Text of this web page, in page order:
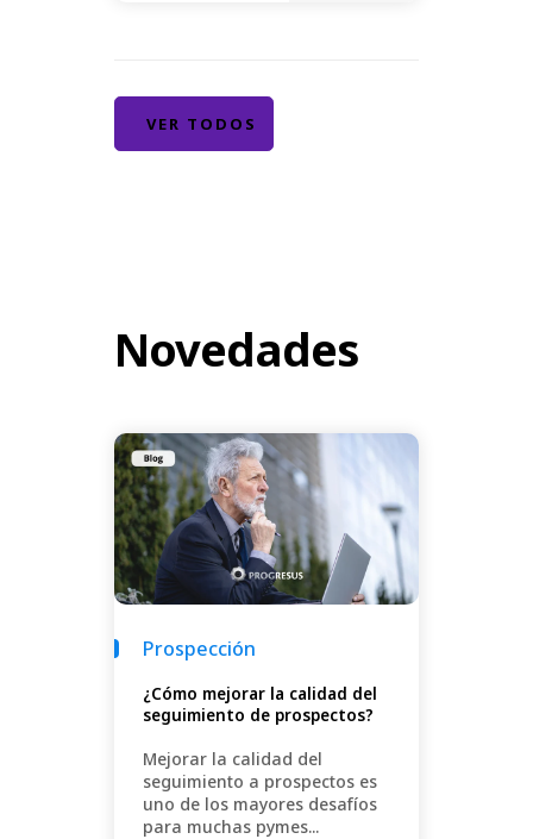
VER TODOS
Novedades
Prospección
¿Cómo mejorar la calidad del
seguimiento de prospectos?
Mejorar la calidad del
seguimiento a prospectos es
uno de los mayores desafíos
para muchas pymes...